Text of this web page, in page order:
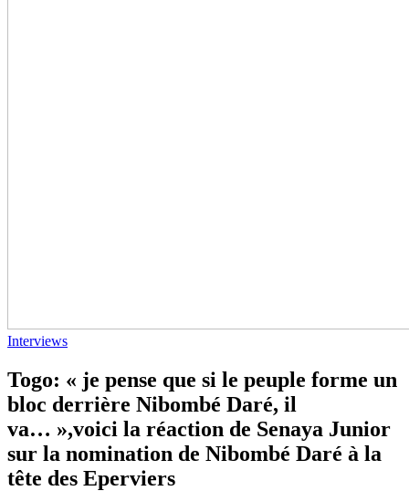
Interviews
Togo: « je pense que si le peuple forme un
bloc derrière Nibombé Daré, il
va… »,voici la réaction de Senaya Junior
sur la nomination de Nibombé Daré à la
tête des Eperviers